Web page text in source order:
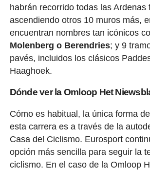
habrán recorrido todas las Ardenas
ascendiendo otros 10 muros más,
encuentran nombres tan icónicos
Molenberg o Berendries; y 9
pavés, incluidos los clásicos
Haaghoek.
Dónde ver la Omloop Het
Cómo es habitual, la única forma
esta carrera es a través de la
Casa del Ciclismo. Eurosport
opción más sencilla para seguir la
ciclismo. En el caso de la Omloop